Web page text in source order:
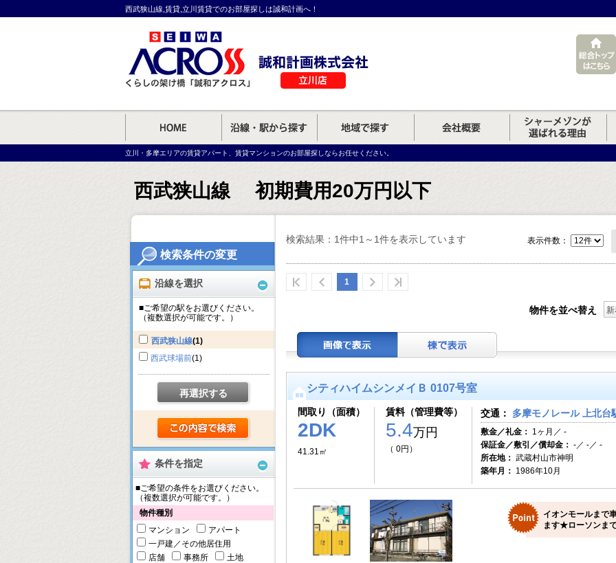
検索条件の変更
沿線を選択
■ご希望の駅をお選びください。
（複数選択が可能です。）
西武狭山線(1)
西武球場前(1)
再選択する
条件を指定
■ご希望の条件をお選びください。
（複数選択が可能です。）
物件種別
マンション
アパート
一戸建／その他居住用
店舗
事務所
土地
西武狭山線,賃貸,立川賃貸でのお部屋探しは誠和計画へ！
立川・多摩エリアの賃貸アパート、賃貸マンションのお部屋探しならお任せください。
西武狭山線 初期費用20万円以下
検索結果：1件中1～1件を表示しています
1
表示件数：
物件を並べ替え
シティハイムシンメイＢ 0107号室
間取り（面積）
2DK
41.31㎡
賃料（管理費等）
5.4万円
（ 0円）
交通： 多摩モノレール 上北台
敷金／礼金： 1ヶ月／ -
保証金／敷引／償却金： -／ -／ -
所在地： 武蔵村山市神明
築年月： 1986年10月
イオンモールまで
ます★ローソンま